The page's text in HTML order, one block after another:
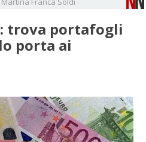
trova portafogli
porta ai